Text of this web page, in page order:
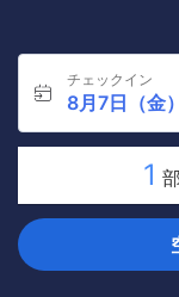
チェックイン
8月7日（金）
1